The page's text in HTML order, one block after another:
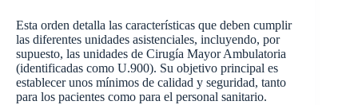
Esta orden detalla las características que deben cumplir
las diferentes unidades asistenciales, incluyendo, por
supuesto, las unidades de Cirugía Mayor Ambulatoria
(identificadas como U.900). Su objetivo principal es
establecer unos mínimos de calidad y seguridad, tanto
para los pacientes como para el personal sanitario.